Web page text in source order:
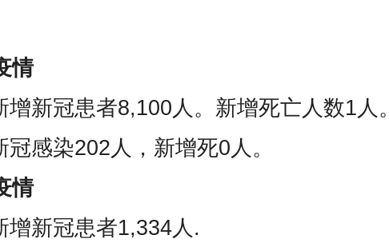
情
增新冠患者8,100人。新增死亡人数1人。
冠感染202人，新增死0人。
情
增新冠患者1,334人.